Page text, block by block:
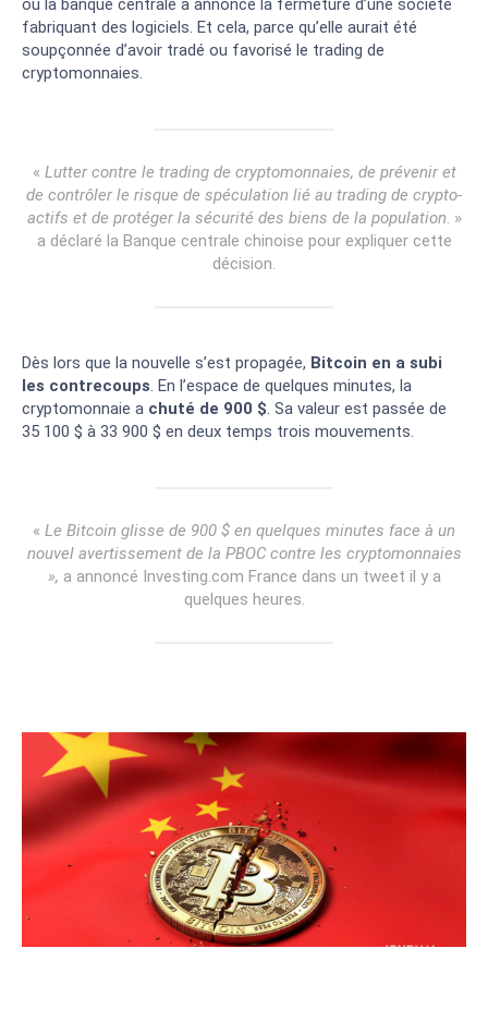
où la banque centrale a annoncé la fermeture d’une société
fabriquant des logiciels. Et cela, parce qu’elle aurait été
soupçonnée d’avoir tradé ou favorisé le trading de
cryptomonnaies.
« Lutter contre le trading de cryptomonnaies, de prévenir et
de contrôler le risque de spéculation lié au trading de crypto-
actifs et de protéger la sécurité des biens de la population. »
a déclaré la Banque centrale chinoise pour expliquer cette
décision.
Dès lors que la nouvelle s’est propagée, Bitcoin en a subi
les contrecoups. En l’espace de quelques minutes, la
cryptomonnaie a chuté de 900 $. Sa valeur est passée de
35 100 $ à 33 900 $ en deux temps trois mouvements.
« Le Bitcoin glisse de 900 $ en quelques minutes face à un
nouvel avertissement de la PBOC contre les cryptomonnaies
», a annoncé Investing.com France dans un tweet il y a
quelques heures.